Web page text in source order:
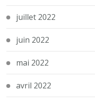
juillet 2022
juin 2022
mai 2022
avril 2022